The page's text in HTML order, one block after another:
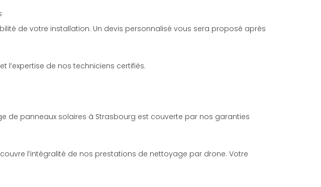
de votre installation. Un devis personnalisé vous sera proposé après
l’expertise de nos techniciens certifiés.
de panneaux solaires à Strasbourg est couverte par nos garanties
l’intégralité de nos prestations de nettoyage par drone. Votre